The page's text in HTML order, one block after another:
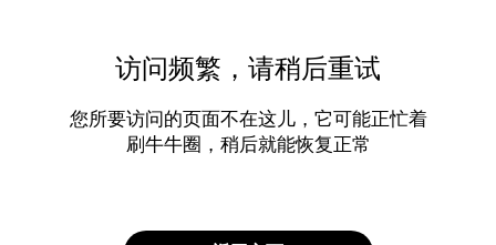
访问频繁，请稍后重试
您所要访问的页面不在这儿，它可能正忙着
刷牛牛圈，稍后就能恢复正常